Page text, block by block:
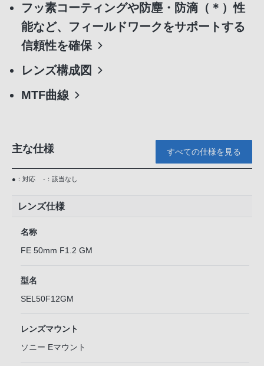
フッ素コーティングや防塵・防滴（＊）性
能など、フィールドワークをサポートする
信頼性を確保
レンズ構成図
MTF曲線
主な仕様 すべての仕様を見る
●：対応 -：該当なし
レンズ仕様
名称
FE 50mm F1.2 GM
型名
SEL50F12GM
レンズマウント
ソニー Eマウント